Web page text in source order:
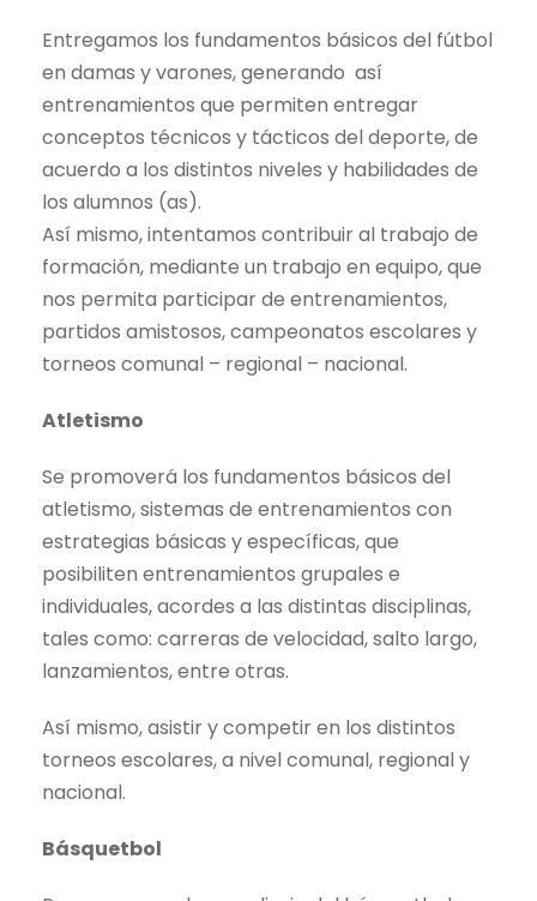
Entregamos los fundamentos básicos del fútbol
en damas y varones, generando así
entrenamientos que permiten entregar
conceptos técnicos y tácticos del deporte, de
acuerdo a los distintos niveles y habilidades de
los alumnos (as).
Así mismo, intentamos contribuir al trabajo de
formación, mediante un trabajo en equipo, que
nos permita participar de entrenamientos,
partidos amistosos, campeonatos escolares y
torneos comunal – regional – nacional.
Atletismo
Se promoverá los fundamentos básicos del
atletismo, sistemas de entrenamientos con
estrategias básicas y específicas, que
posibiliten entrenamientos grupales e
individuales, acordes a las distintas disciplinas,
tales como: carreras de velocidad, salto largo,
lanzamientos, entre otras.
Así mismo, asistir y competir en los distintos
torneos escolares, a nivel comunal, regional y
nacional.
Básquetbol